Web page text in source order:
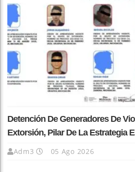
Detención De Generadores De
Extorsión, Pilar De La Estrategia
Adm3 05 Ago 2026